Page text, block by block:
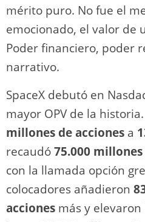
mérito puro. No fue el
emocionado, el valor de
Poder financiero, poder
narrativo.
SpaceX debutó en
mayor OPV de la
millones de acciones a
recaudó75.000
con la llamada opción
colocadores añadieron
acciones más y